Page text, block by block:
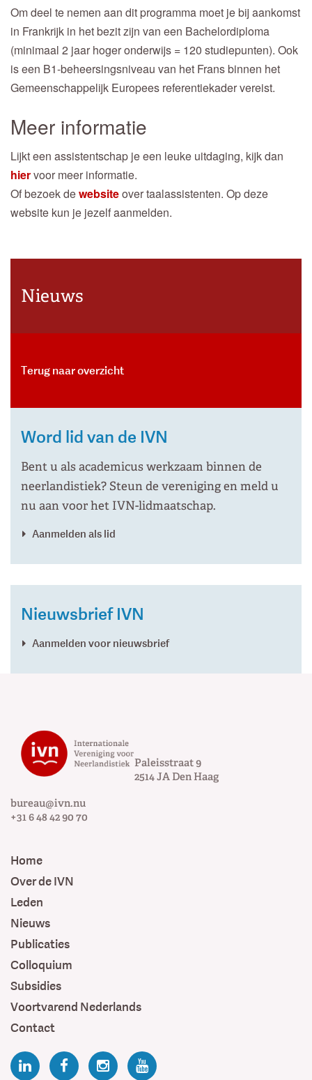
Om deel te nemen aan dit programma moet je bij aankomst
in Frankrijk in het bezit zijn van een Bachelordiploma
(minimaal 2 jaar hoger onderwijs = 120 studiepunten). Ook
is een B1-beheersingsniveau van het Frans binnen het
Gemeenschappelijk Europees referentiekader vereist.
Meer informatie
Lijkt een assistentschap je een leuke uitdaging, kijk dan
hiervoor meer informatie.
Of bezoek dewebsiteover taalassistenten. Op deze
website kun je jezelf aanmelden.
Nieuws
Terug naar overzicht
Word lid van de IVN
Bent u als academicus werkzaam binnen de
neerlandistiek? Steun de vereniging en meld u
nu aan voor het IVN-lidmaatschap.
Aanmelden als lid
Nieuwsbrief IVN
Aanmelden voor nieuwsbrief
Paleisstraat 9
2514 JA Den Haag
bureau@ivn.nu
+31 6 48 42 90 70
Home
Over de IVN
Leden
Nieuws
Publicaties
Colloquium
Subsidies
Voortvarend Nederlands
Contact